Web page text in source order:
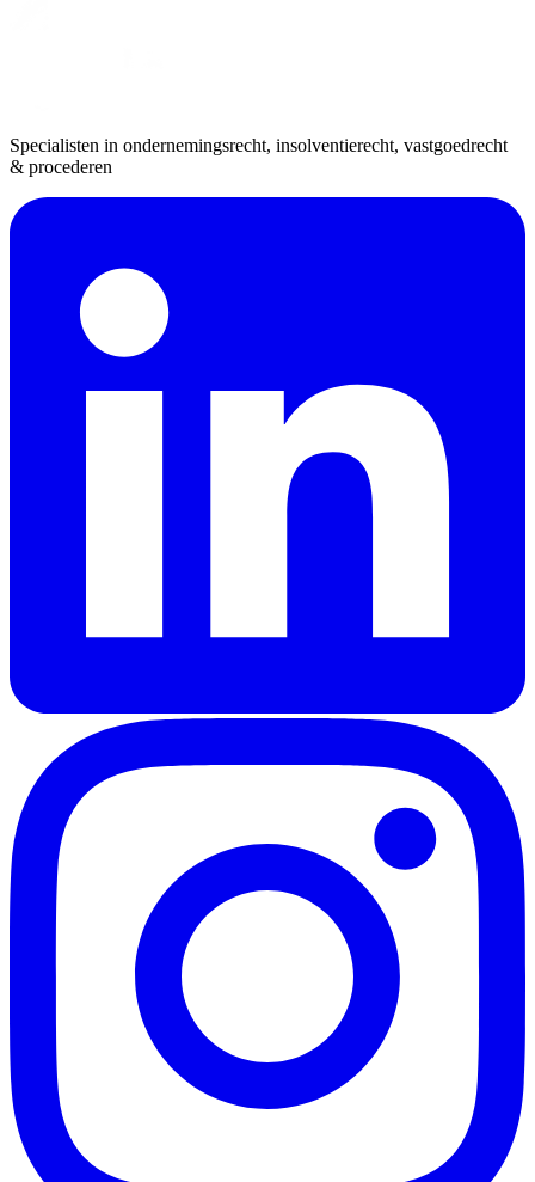
Specialisten in ondernemingsrecht, insolventierecht, vastgoedrecht
& procederen